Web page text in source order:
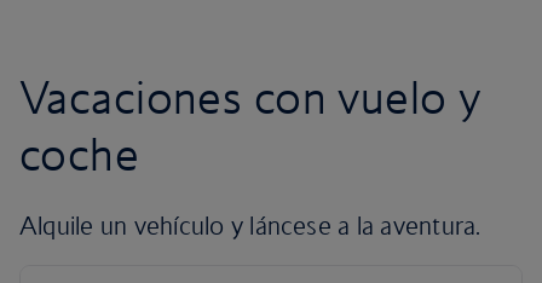
Vacaciones con vuelo y
coche
Alquile un vehículo y láncese a la aventura.